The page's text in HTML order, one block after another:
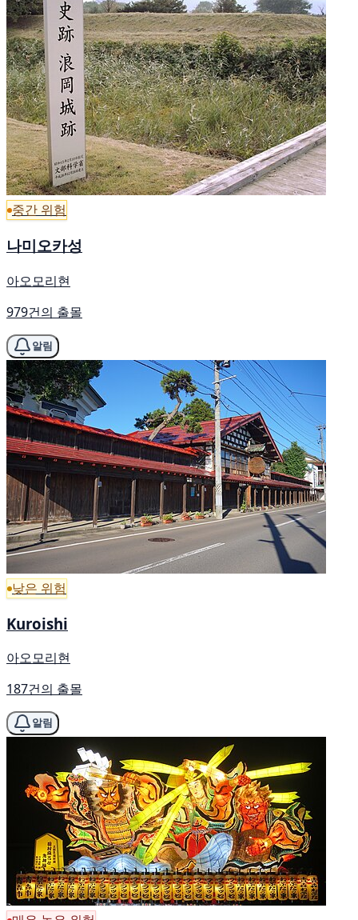
중간 위험
나미오카성
아오모리현
979건의 출몰
알림
낮은 위험
Kuroishi
아오모리현
187건의 출몰
알림